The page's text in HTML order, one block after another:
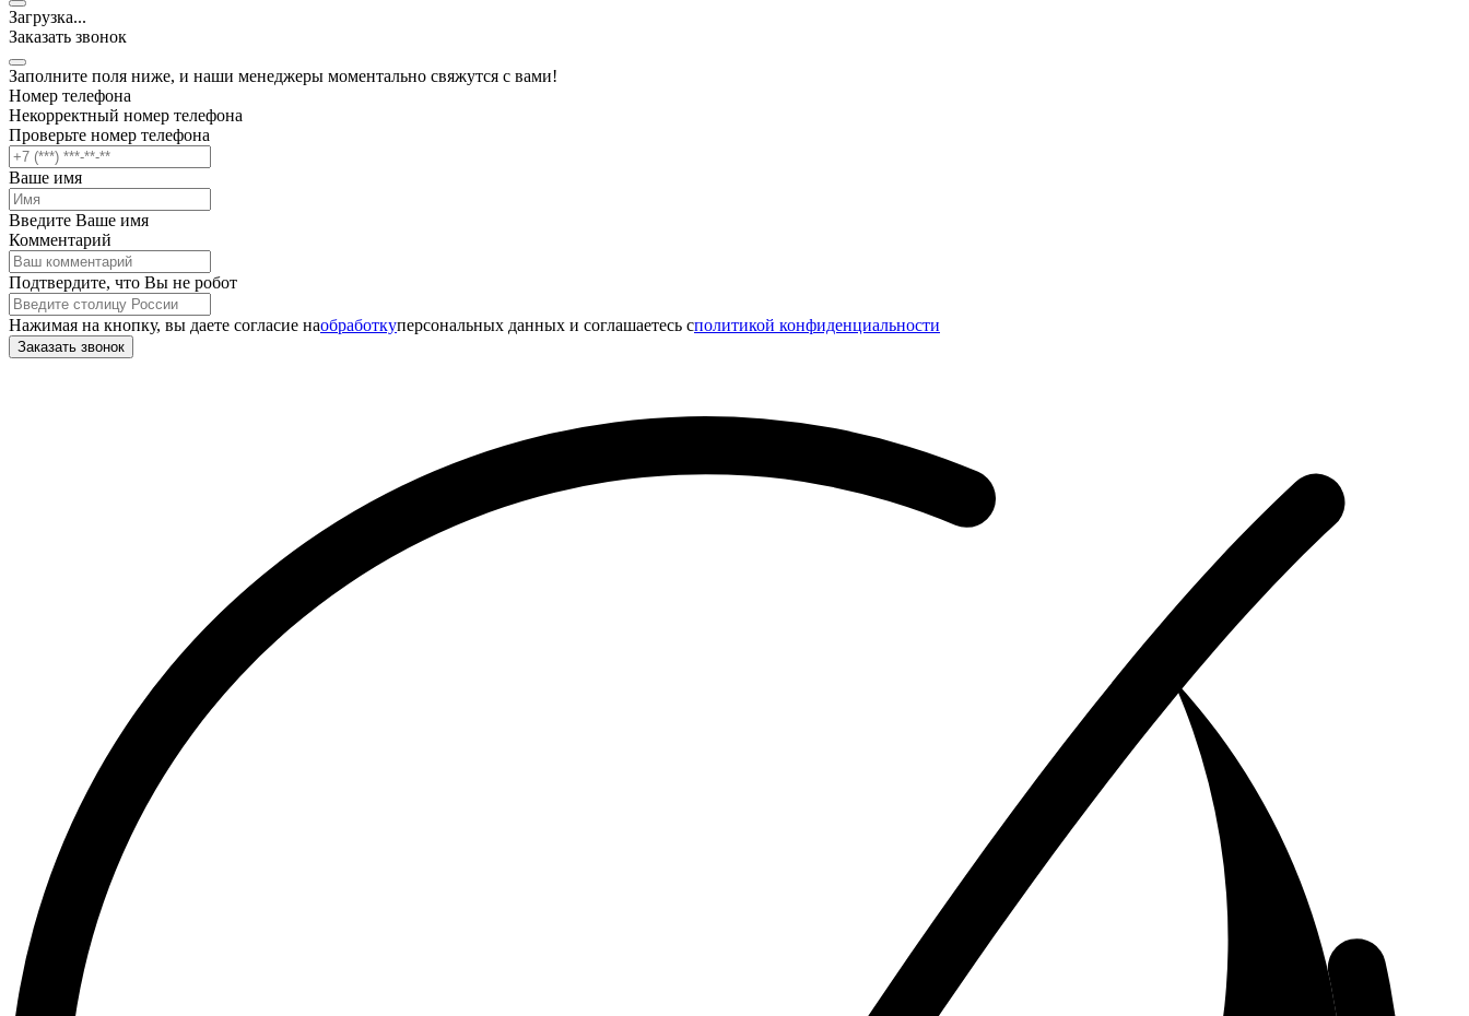
Загрузка...
Заказать звонок
Заполните поля ниже, и наши менеджеры моментально свяжутся с вами!
Номер телефона
Некорректный номер телефона
Проверьте номер телефона
Ваше имя
Введите Ваше имя
Комментарий
Подтвердите, что Вы не робот
Нажимая на кнопку, вы даете согласие наобработкуперсональных данных и соглашаетесь cполитикой конфиденциальности
Заказать звонок